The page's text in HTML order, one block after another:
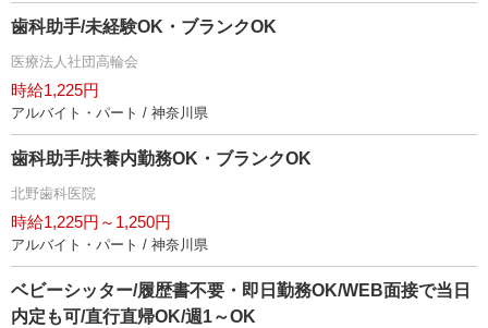
歯科助手/未経験OK・ブランクOK
医療法人社団高輪会
時給1,225円
アルバイト・パート / 神奈川県
歯科助手/扶養内勤務OK・ブランクOK
北野歯科医院
時給1,225円～1,250円
アルバイト・パート / 神奈川県
ベビーシッター/履歴書不要・即日勤務OK/WEB面接で当日
内定も可/直行直帰OK/週1～OK